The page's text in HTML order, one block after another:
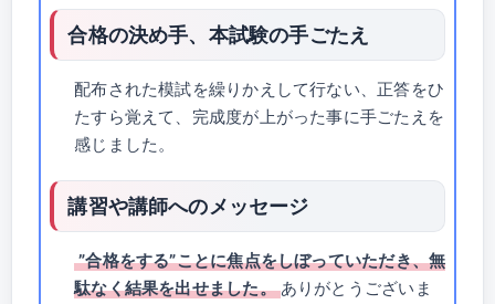
合格の決め手、本試験の手ごたえ
配布された模試を繰りかえして行ない、正答をひ
たすら覚えて、完成度が上がった事に手ごたえを
感じました。
講習や講師へのメッセージ
”合格をする”ことに焦点をしぼっていただき、無
駄なく結果を出せました。 ありがとうございま